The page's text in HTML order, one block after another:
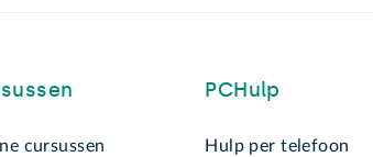
cursussen
PCHulp
Hulp per telefoon